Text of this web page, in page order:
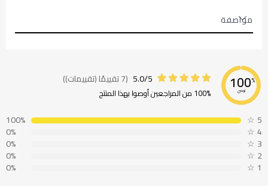
مما يمنحك القدرة على غلق باب الفريزر وإبقائه آمنًا بعيدًا عن متناول
الأطفال
مواصفة
100%
نوصي
5.0/5 (7 تقييمًا (تقييمات))
100% من المراجعين أوصوا بهذا المنتج
5
☆
100%
4
☆
0%
3
☆
0%
2
☆
0%
1
☆
0%